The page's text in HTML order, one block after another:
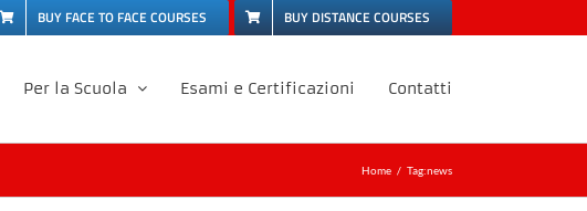
BUY FACE TO FACE COURSES BUY DISTANCE COURSES
Per la Scuola Esami e Certificazioni Contatti
Home Tag:news